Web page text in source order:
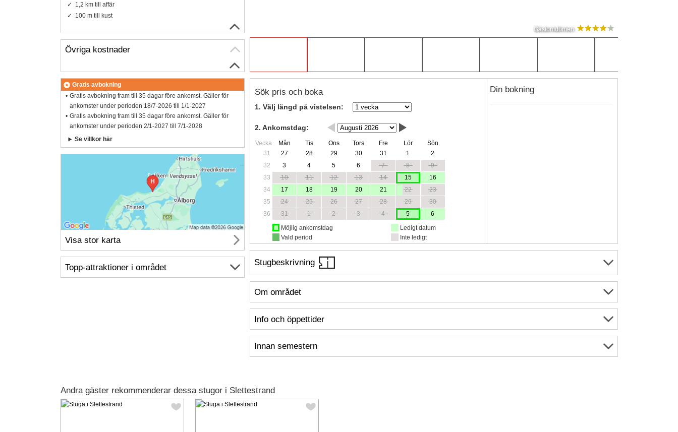
Gästomdömen
Sök pris och boka
1. Välj längd på vistelsen:
2. Ankomstdag:
Vecka Mån Tis Ons Tors Fre Lör
Sön
31
27 28 29 30 31 1
2
32
3 4 5 6 7 8
9
33
10 11 12 13 14 15
16
34
17 18 19 20 21 22
23
35
24 25 26 27 28 29
30
36
31 1 2 3 4 5
6
Möjlig ankomstdag
Vald period
Ledigt datum
Inte ledigt
Din bokning
Stugbeskrivning
Om området
Info och öppettider
Innan semestern
1,2 km till affär
100 m till kust
Övriga kostnader
Gratis avbokning
Gratis avbokning fram till 35 dagar före ankomst. Gäller för
ankomster under perioden 18/7-2026 till 1/1-2027
Gratis avbokning fram till 35 dagar före ankomst. Gäller för
ankomster under perioden 2/1-2027 till 7/1-2028
Se villkor här
Visa stor karta
Topp-attraktioner i området
Andra gäster rekommenderar dessa stugor i Slettestrand